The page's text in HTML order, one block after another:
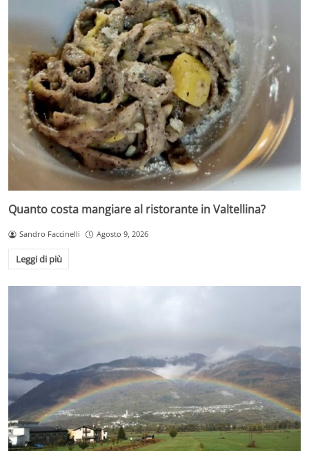
Quanto costa mangiare al ristorante in Valtellina?
Sandro Faccinelli Agosto 9, 2026
Leggi di più